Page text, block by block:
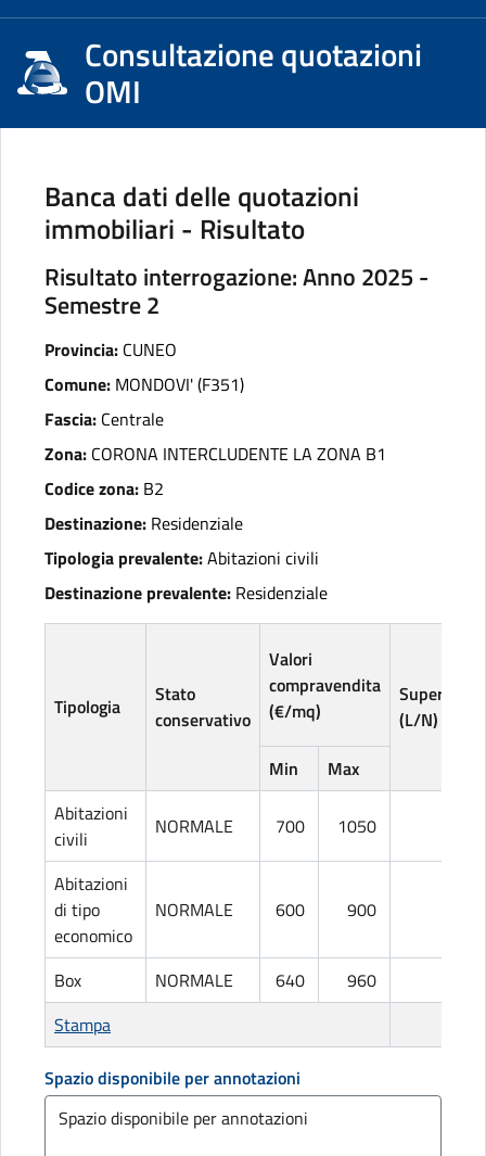
Consultazione quotazioni
OMI
Banca dati delle quotazioni
immobiliari - Risultato
Risultato interrogazione: Anno 2025 -
Semestre 2
Provincia: CUNEO
Comune: MONDOVI' (F351)
Fascia: Centrale
Zona: CORONA INTERCLUDENTE LA ZONA B1
Codice zona: B2
Destinazione: Residenziale
Tipologia prevalente:Abitazioni civili
Destinazione prevalente: Residenziale
Tipologia
Stato
conservativo
Valori
compravendita
(€/mq)
Superficie
(L/N)
Min
Max
Abitazioni
civili
NORMALE 700 1050
Abitazioni
di tipo
economico
NORMALE 600 900
Box NORMALE 640 960
Stampa
Spazio disponibile per annotazioni